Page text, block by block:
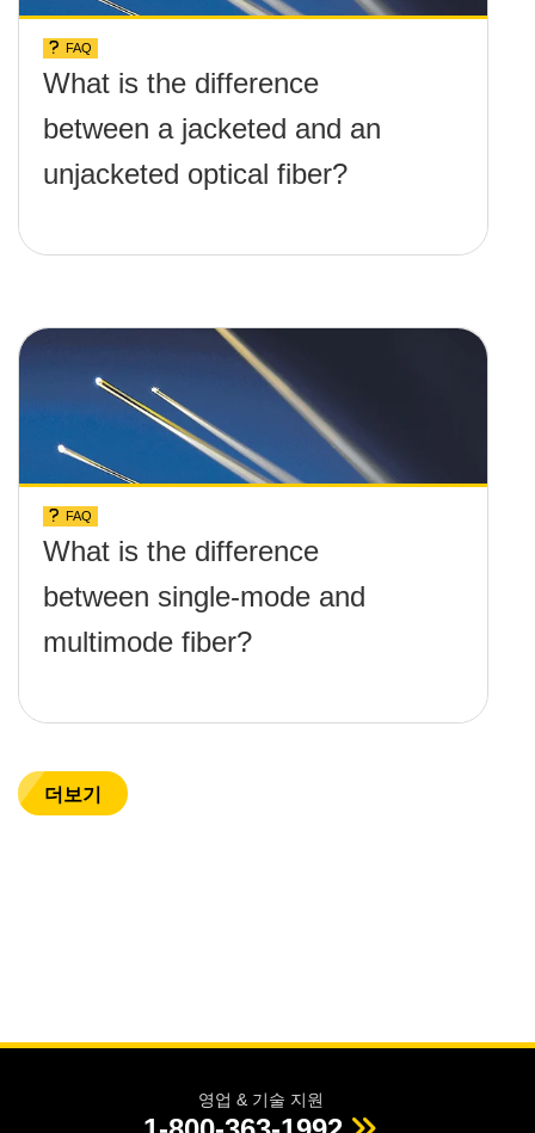
FAQ
What is the difference
between a jacketed and an
unjacketed optical fiber?
FAQ
What is the difference
between single-mode and
multimode fiber?
더보기
영업 & 기술 지원